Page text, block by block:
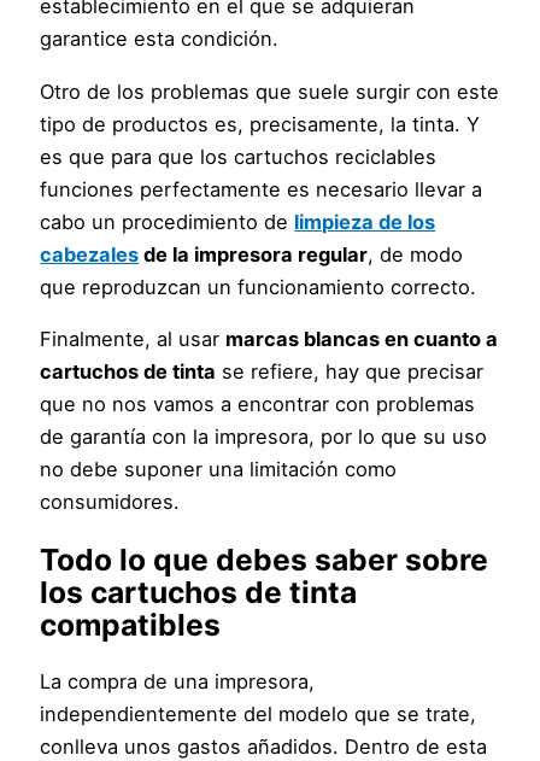
establecimiento en el que se adquieran
garantice esta condición.
Otro de los problemas que suele surgir con este
tipo de productos es, precisamente, la tinta. Y
es que para que los cartuchos reciclables
funciones perfectamente es necesario llevar a
cabo un procedimiento de limpieza de los
cabezales de la impresora regular, de modo
que reproduzcan un funcionamiento correcto.
Finalmente, al usar marcas blancas en cuanto a
cartuchos de tinta se refiere, hay que precisar
que no nos vamos a encontrar con problemas
de garantía con la impresora, por lo que su uso
no debe suponer una limitación como
consumidores.
Todo lo que debes saber sobre
los cartuchos de tinta
compatibles
La compra de una impresora,
independientemente del modelo que se trate,
conlleva unos gastos añadidos. Dentro de esta